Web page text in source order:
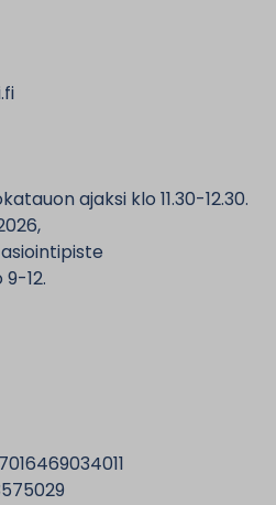
ajaksi klo 11.30-12.30.
12.